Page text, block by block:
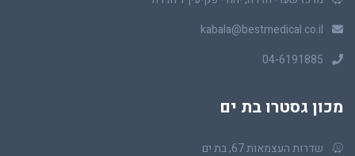
kabala@bestmedical.co.il
04-6191885
מכון גסטרו בת ים
שדרות העצמאות 67, בת ים